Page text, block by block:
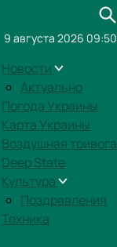
Новости
Актуально
Погода Украины
Карта Украины
Воздушная тривога
Deep State
Культура
Поздравления
Техника
9 августа 2026 09:50